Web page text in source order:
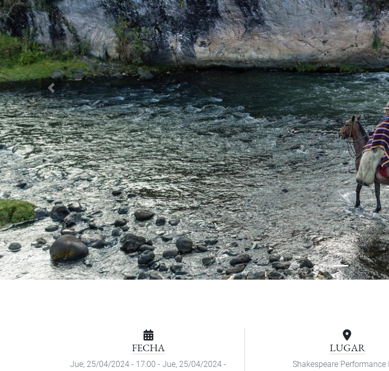
Previous
FECHA
Jue, 25/04/2024 - 17:00 - Jue, 25/04/2024 -
LUGAR
Shakespeare Performance